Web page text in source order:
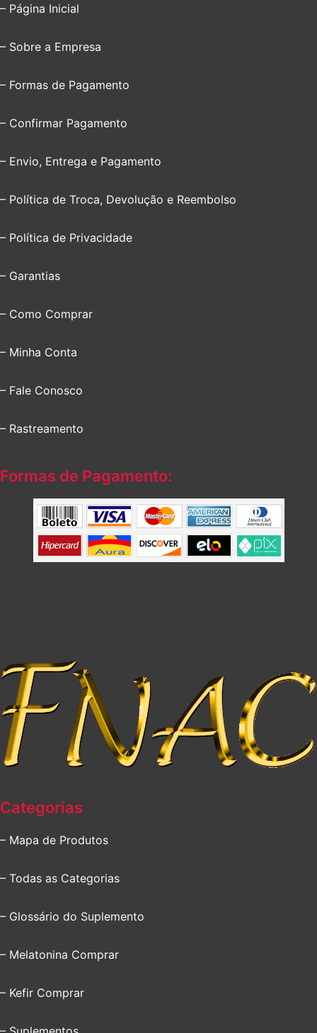
– Página Inicial
– Sobre a Empresa
– Formas de Pagamento
– Confirmar Pagamento
– Envio, Entrega e Pagamento
– Política de Troca, Devolução e Reembolso
– Política de Privacidade
– Garantias
– Como Comprar
– Minha Conta
– Fale Conosco
– Rastreamento
Formas de Pagamento:
Categorias
– Mapa de Produtos
– Todas as Categorias
– Glossário do Suplemento
– Melatonina Comprar
– Kefir Comprar